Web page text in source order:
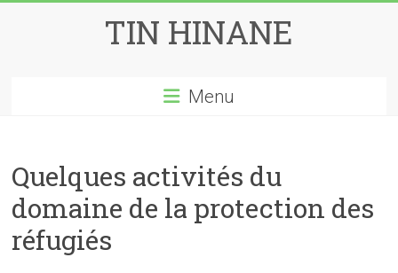
TIN HINANE
Menu
Quelques activités du
domaine de la protection des
réfugiés